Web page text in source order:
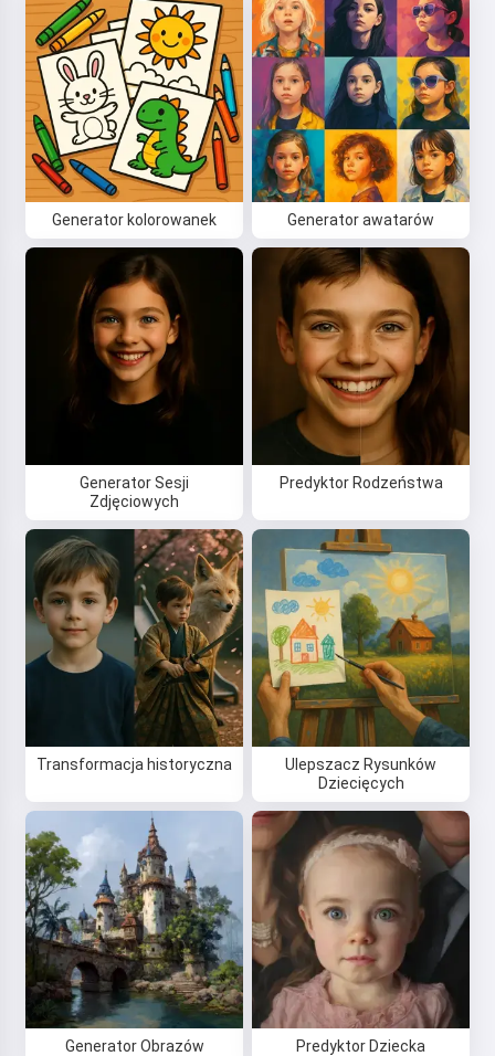
Generator kolorowanek Generator awatarów
Generator Sesji
Zdjęciowych
Predyktor Rodzeństwa
Transformacja historyczna
Ulepszacz Rysunków
Dziecięcych
Generator Obrazów Predyktor Dziecka
Cześć! Jestem Storiko 👋
Opowiadam magiczne сказки na
dobranoc dla Twoich dzieci 🌟
Przeczytaj сказkę
Rozpoczynając korzystanie z serwisu, akceptujesz:
Regulamin ,Polityka prywatności ,Polityka zwrotów